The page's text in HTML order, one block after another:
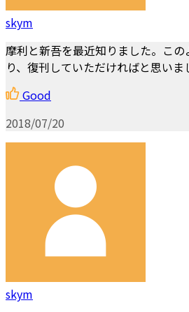
skym
摩利と新吾を最近知りました。こ
り、復刊していただければと思いま
Good
2018/07/20
skym